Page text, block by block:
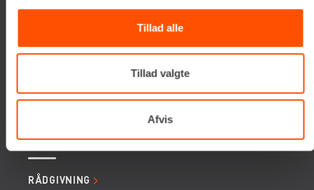
Tillad alle
Tillad valgte
Afvis
SERVICES
RÅDGIVNING